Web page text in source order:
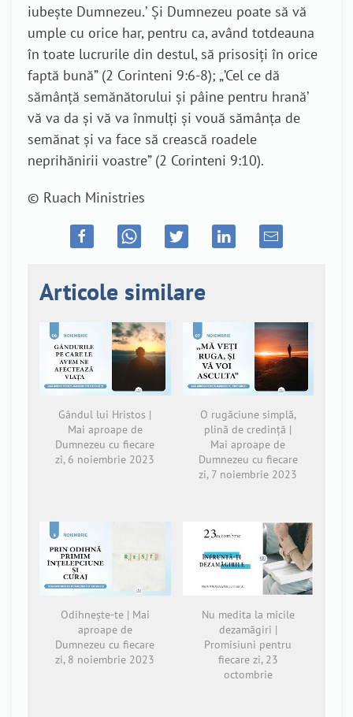
iubeşte Dumnezeu.’ Şi Dumnezeu poate să vă
umple cu orice har, pentru ca, având totdeauna
în toate lucrurile din destul, să prisosiţi în orice
faptă bună” (2 Corinteni 9:6-8); „’Cel ce dă
sămânţă semănătorului şi pâine pentru hrană’
vă va da şi vă va înmulţi şi vouă sămânţa de
semănat şi va face să crească roadele
neprihănirii voastre” (2 Corinteni 9:10).
© Ruach Ministries
Articole similare
Gândul lui Hristos |
Mai aproape de
Dumnezeu cu fiecare
zi, 6 noiembrie 2023
O rugăciune simplă,
plină de credință |
Mai aproape de
Dumnezeu cu fiecare
zi, 7 noiembrie 2023
Odihnește-te | Mai
aproape de
Dumnezeu cu fiecare
zi, 8 noiembrie 2023
Nu medita la micile
dezamăgiri |
Promisiuni pentru
fiecare zi, 23
octombrie